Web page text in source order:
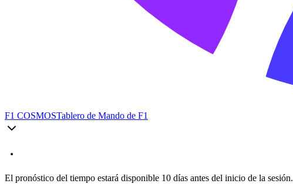
F1 COSMOSTablero de Mando de F1
El pronóstico del tiempo estará disponible 10 días antes del inicio de la sesión.